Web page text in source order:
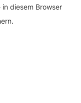
diesem Browser